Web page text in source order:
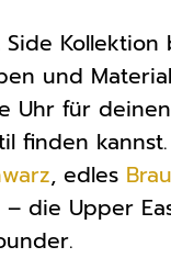
Side
und
Uhr für deinen
finden
, edles
– die Upper